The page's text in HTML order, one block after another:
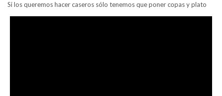
Si los queremos hacer caseros sólo tenemos que poner copas y plato